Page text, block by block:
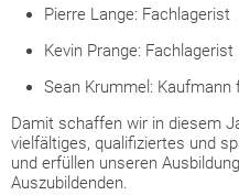
Pierre Lange: Fachlagerist
Kevin Prange: Fachlagerist
Sean Krummel:
Damit schaffen wir in diesem
vielfältiges, qualifiziertes und
und erfüllen unseren
Auszubildenden.